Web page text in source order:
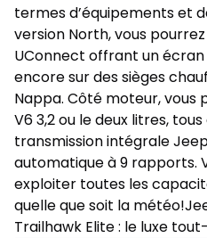
termes d’équipements et
version North, vous
UConnect offrant un
encore sur des sièges
Nappa. Côté moteur,
V6 3,2 ou le deux litres,
transmission intégrale
automatique à 9 rapports.
exploiter toutes les
quelle que soit la
Trailhawk Elite : le luxe